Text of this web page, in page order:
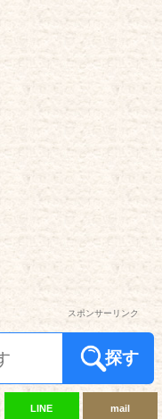
スポンサーリンク
探す
LINE mail